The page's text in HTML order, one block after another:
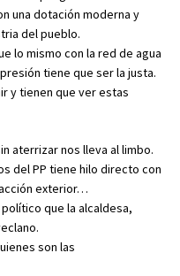
una dotación moderna y
del pueblo.
lo mismo con la red de agua
tiene que ser la justa.
y tienen que ver estas
aterrizar nos lleva al limbo.
del PP tiene hilo directo con
exterior…
que la alcaldesa,
son las